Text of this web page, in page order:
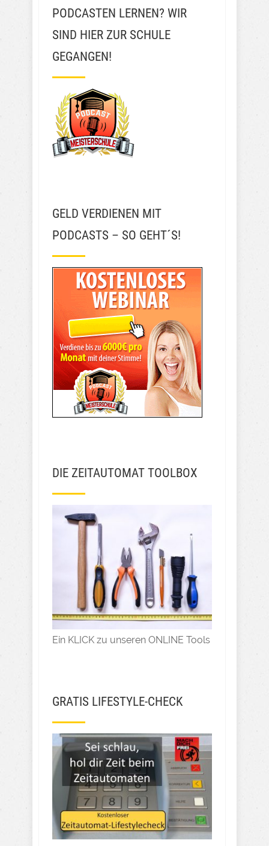
PODCASTEN LERNEN? WIR
SIND HIER ZUR SCHULE
GEGANGEN!
GELD VERDIENEN MIT
PODCASTS – SO GEHT´S!
DIE ZEITAUTOMAT TOOLBOX
Ein KLICK zu unseren ONLINE Tools
GRATIS LIFESTYLE-CHECK